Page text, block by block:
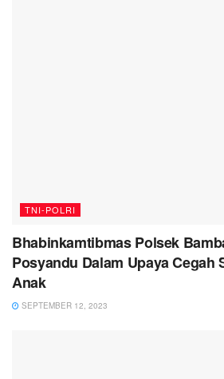
TNI-POLRI
Bhabinkamtibmas Polsek
Posyandu Dalam Upaya Cegah
Anak
SEPTEMBER 12, 2023